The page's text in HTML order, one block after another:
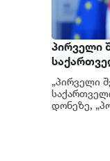
პირველი
დონეზე
მიენიჭა -
„პირველი
დონეზე,